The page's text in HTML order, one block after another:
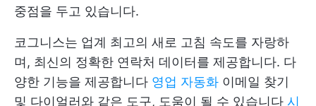
중점을 두고 있습니다.
코그니스는 업계 최고의 새로 고침 속도를 자랑하
며, 최신의 정확한 연락처 데이터를 제공합니다. 다
양한 기능을 제공합니다 영업 자동화 이메일 찾기
및 다이얼러와 같은 도구, 도움이 될 수 있습니다 시